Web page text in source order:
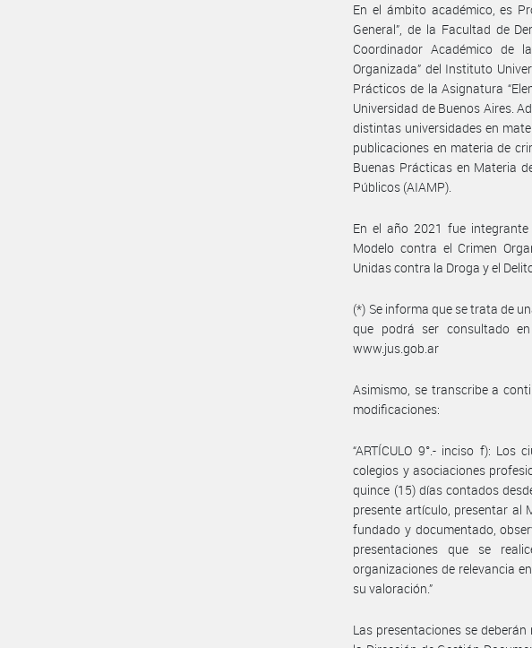
En el ámbito académico, es
General”, de la Facultad de
Coordinador Académico de
Organizada” del Instituto
Prácticos de la Asignatura
Universidad de Buenos Aires.
distintas universidades en
publicaciones en materia de
Buenas Prácticas en Materia
Públicos (AIAMP).
En el año 2021 fue
Modelo contra el Crimen
Unidas contra la Droga y el
(*) Se informa que se trata de
que podrá ser consultado
www.jus.gob.ar
Asimismo, se transcribe a
modificaciones:
“ARTÍCULO 9°.- inciso f):
colegios y asociaciones
quince (15) días contados
presente artículo, presentar al
fundado y documentado,
presentaciones que se
organizaciones de relevancia
su valoración.”
Las presentaciones se